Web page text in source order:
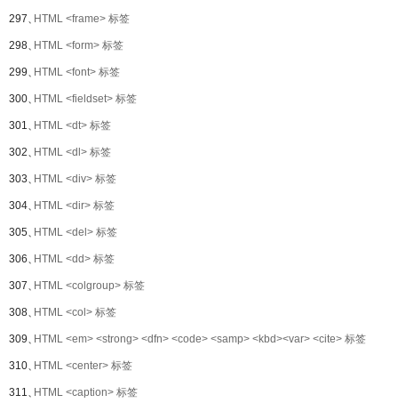
297、HTML <frame> 标签
298、HTML <form> 标签
299、HTML <font> 标签
300、HTML <fieldset> 标签
301、HTML <dt> 标签
302、HTML <dl> 标签
303、HTML <div> 标签
304、HTML <dir> 标签
305、HTML <del> 标签
306、HTML <dd> 标签
307、HTML <colgroup> 标签
308、HTML <col> 标签
309、HTML <em> <strong> <dfn> <code> <samp> <kbd><var> <cite> 标签
310、HTML <center> 标签
311、HTML <caption> 标签